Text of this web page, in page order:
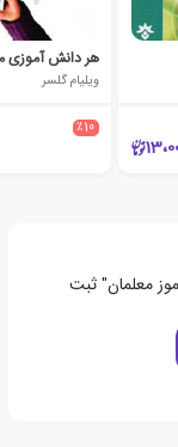
ویلیام گلسر
٪10
معلمان" ثبت